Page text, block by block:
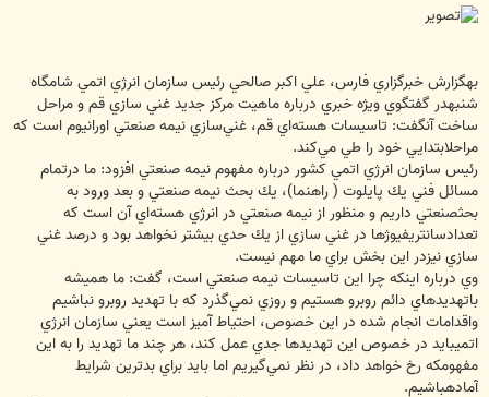
بهگزارش خبرگزاري فارس،‌ علي اكبر صالحي رئيس سازمان انرژي اتمي شامگاه
شنبهدر گفتگوي ويژه خبري درباره ماهيت مركز جديد غني سازي قم و مراحل
ساخت آنگفت: تاسيسات هسته‌اي قم، غني‌سازي نيمه صنعتي اورانيوم است كه
مراحلابتدايي خود را طي مي‌كند.
رئيس سازمان انرژي اتمي كشور درباره مفهوم نيمه صنعتي افزود: ما درتمام
مسائل فني يك پايلوت ( راهنما)، يك بحث نيمه صنعتي و بعد ورود به
بحثصنعتي داريم و منظور از نيمه صنعتي در انرژي هسته‌اي آن است كه
تعدادسانتريفيوژها در غني سازي از يك حدي بيشتر نخواهد بود و درصد غني
سازي نيزدر اين بخش براي ما مهم نيست.
وي درباره اينكه چرا اين تاسيسات نيمه صنعتي است، گفت: ما هميشه
باتهديدهاي دائم روبرو هستيم و روزي نمي‌گذرد كه با تهديد روبرو نباشيم
واقدامات انجام شده در اين خصوص، احتياط آميز است يعني سازمان انرژي
اتميبايد در خصوص اين تهديدها جدي عمل كند، هر چند ما تهديد را به اين
مفهومكه رخ خواهد داد، در نظر نمي‌گيريم اما بايد براي بدترين شرايط
آمادهباشيم.